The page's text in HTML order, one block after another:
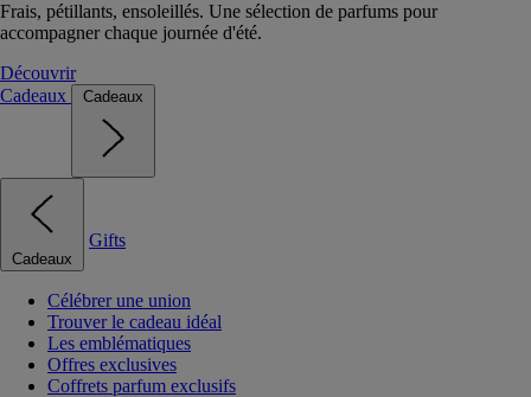
Frais, pétillants, ensoleillés. Une sélection de parfums pour
accompagner chaque journée d'été.
Découvrir
Cadeaux
Cadeaux
Cadeaux
Gifts
Célébrer une union
Trouver le cadeau idéal
Les emblématiques
Offres exclusives
Coffrets parfum exclusifs